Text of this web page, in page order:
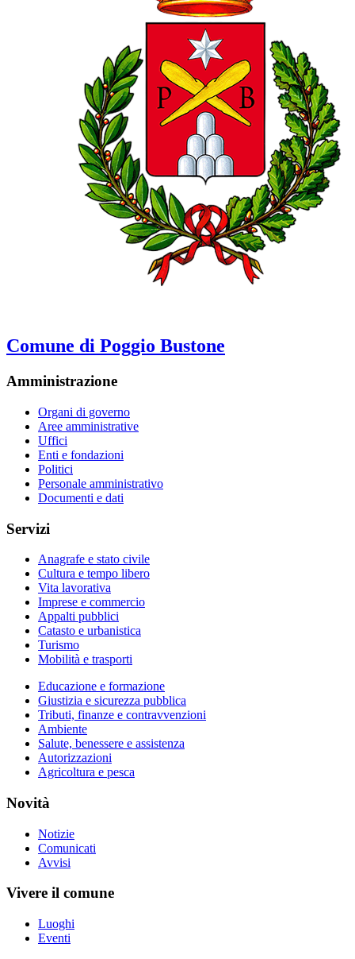
Comune di Poggio Bustone
Amministrazione
Organi di governo
Aree amministrative
Uffici
Enti e fondazioni
Politici
Personale amministrativo
Documenti e dati
Servizi
Anagrafe e stato civile
Cultura e tempo libero
Vita lavorativa
Imprese e commercio
Appalti pubblici
Catasto e urbanistica
Turismo
Mobilità e trasporti
Educazione e formazione
Giustizia e sicurezza pubblica
Tributi, finanze e contravvenzioni
Ambiente
Salute, benessere e assistenza
Autorizzazioni
Agricoltura e pesca
Novità
Notizie
Comunicati
Avvisi
Vivere il comune
Luoghi
Eventi